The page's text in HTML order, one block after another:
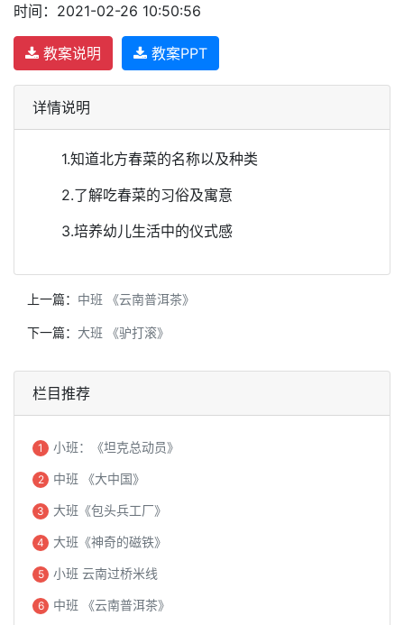
时间：2021-02-26 10:50:56
教案说明 教案PPT
详情说明
1.知道北方春菜的名称以及种类
2.了解吃春菜的习俗及寓意
3.培养幼儿生活中的仪式感
上一篇： 中班 《云南普洱茶》
下一篇： 大班 《驴打滚》
栏目推荐
1 小班：《坦克总动员》
2 中班 《大中国》
3 大班《包头兵工厂》
4 大班《神奇的磁铁》
5 小班 云南过桥米线
6 中班 《云南普洱茶》